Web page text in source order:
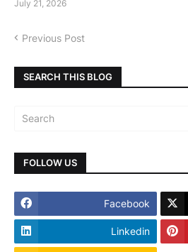
July 21, 2026
Previous Post
SEARCH THIS BLOG
FOLLOW US
Facebook
Linkedin